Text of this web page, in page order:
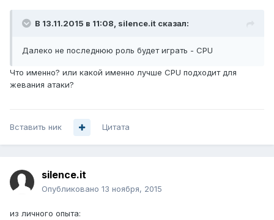
В 13.11.2015 в 11:08, silence.it сказал:
Далеко не последнюю роль будет играть - CPU
Что именно? или какой именно лучше CPU подходит для
жевания атаки?
Вставить ник Цитата
silence.it
Опубликовано 13 ноября, 2015
из личного опыта: